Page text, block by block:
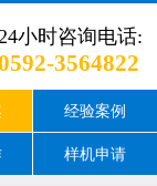
24小时咨询电话:
3564822
经验案例
样机申请